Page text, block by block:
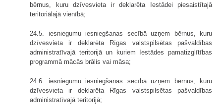
bērnus, kuru dzīvesvieta ir deklarēta Iestādei piesaistītajā
teritoriālajā vienībā;
24.5. iesniegumu iesniegšanas secībā uzņem bērnus, kuru
dzīvesvieta ir deklarēta Rīgas valstspilsētas pašvaldības
administratīvajā teritorijā un kuriem Iestādes pamatizglītības
programmā mācās brālis vai māsa;
24.6. iesniegumu iesniegšanas secībā uzņem bērnus, kuru
dzīvesvieta ir deklarēta Rīgas valstspilsētas pašvaldības
administratīvajā teritorijā;